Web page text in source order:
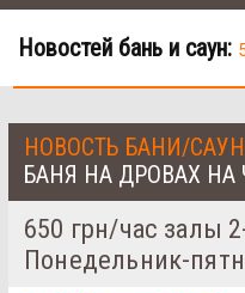
Новостей бань и саун:
НОВОСТЬ БАНИ/
БАНЯ НА ДРОВАХ НА
650 грн/час залы
Понедельник-